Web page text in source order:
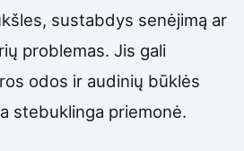
sustabdys senėjimą ar
problemas. Jis gali
odos ir audinių būklės
stebuklinga priemonė.